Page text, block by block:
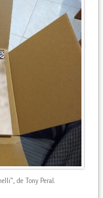
de Tony Peral.